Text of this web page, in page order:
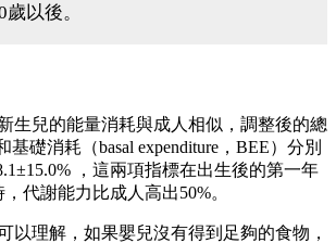
歲以後。
生兒的能量消耗與成人相似，調整後的總
礎消耗（basal expenditure，BEE）分別
，這兩項指標在出生後的第一年
代謝能力比成人高出50%。
以理解，如果嬰兒沒有得到足夠的食物，